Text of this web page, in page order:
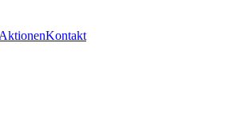
AktionenKontakt